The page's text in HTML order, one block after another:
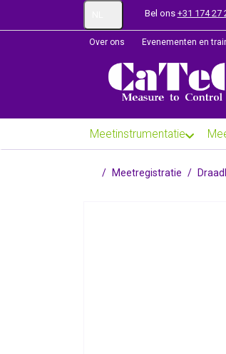
Bel ons +31 174 27
Over ons Evenementen en
Meetinstrumentatie
Startpagina
Meetregistratie